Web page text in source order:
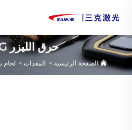
حرق الليزر YAG
الصفحة الرئيسية > المعدات > لحام